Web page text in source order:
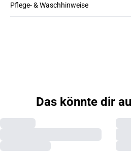
Pflege- & Waschhinweise
Das könnte dir